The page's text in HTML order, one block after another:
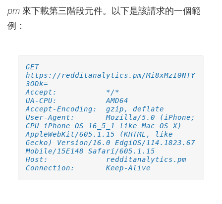
pm 來下載第三階段元件。以下是該請求的一個範
例：
GET
https://redditanalytics.pm/Mi8xMzI0NTY
3ODk=
Accept: */*
UA-CPU: AMD64
Accept-Encoding: gzip, deflate
User-Agent: Mozilla/5.0 (iPhone;
CPU iPhone OS 16_5_1 like Mac OS X)
AppleWebKit/605.1.15 (KHTML, like
Gecko) Version/16.0 EdgiOS/114.1823.67
Mobile/15E148 Safari/605.1.15
Host: redditanalytics.pm
Connection: Keep-Alive